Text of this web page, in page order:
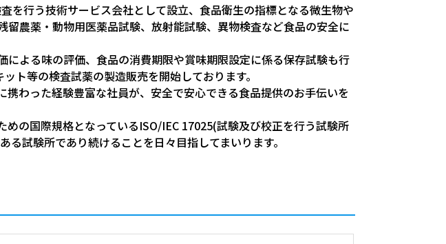
を行う技術サービス会社として設立、食品衛生の指標となる微生物や
農薬・動物用医薬品試験、放射能試験、異物検査など食品の安全に
よる味の評価、食品の消費期限や賞味期限設定に係る保存試験も行
ト等の検査試薬の製造販売を開始しております。
わった経験豊富な社員が、安全で安心できる食品提供のお手伝いを
の国際規格となっているISO/IEC 17025(試験及び校正を行う試験所
試験所であり続けることを日々目指してまいります。